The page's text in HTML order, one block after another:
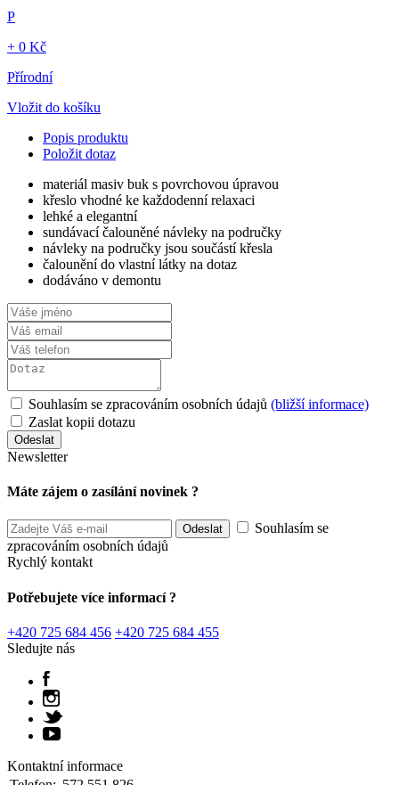
P
+ 0 Kč
Přírodní
Vložit do košíku
Popis produktu
Položit dotaz
materiál masiv buk s povrchovou úpravou
křeslo vhodné ke každodenní relaxaci
lehké a elegantní
sundávací čalouněné návleky na područky
návleky na područky jsou součástí křesla
čalounění do vlastní látky na dotaz
dodáváno v demontu
Souhlasím se zpracováním osobních údajů (bližší informace)
Zaslat kopii dotazu
Newsletter
Máte zájem o zasílání novinek ?
Souhlasím se
zpracováním osobních údajů
Rychlý kontakt
Potřebujete více informací ?
+420 725 684 456 +420 725 684 455
Sledujte nás
Kontaktní informace